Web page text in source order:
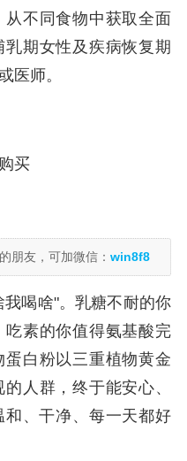
不同食物中获取全面
期女性及疾病恢复期
医师。
买
朋友，可加微信： win8f8
喝啥"。乳糖不耐的你
素的你值得氨基酸完
白粉以三重植物黄金
人群，终于能安心、
、干净、每一天都好